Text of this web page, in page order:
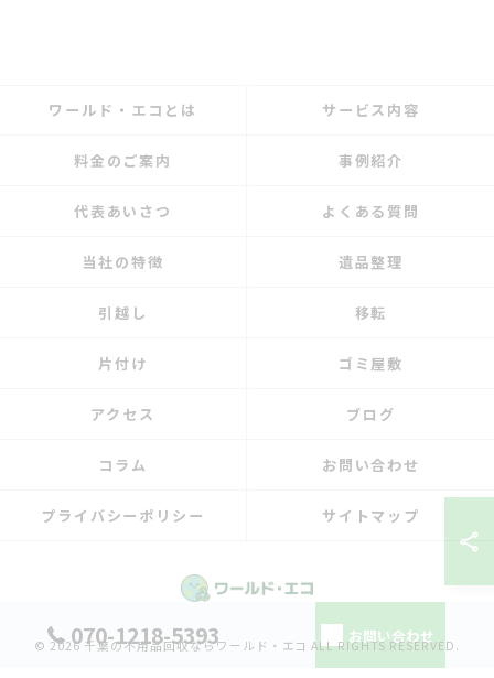
070-1218-5393 お問い合わせ
ワールド・エコとは サービス内容
料金のご案内 事例紹介
代表あいさつ よくある質問
当社の特徴 遺品整理
引越し 移転
片付け ゴミ屋敷
アクセス ブログ
コラム お問い合わせ
プライバシーポリシー サイトマップ
© 2026 千葉の不用品回収ならワールド・エコ ALL RIGHTS RESERVED.